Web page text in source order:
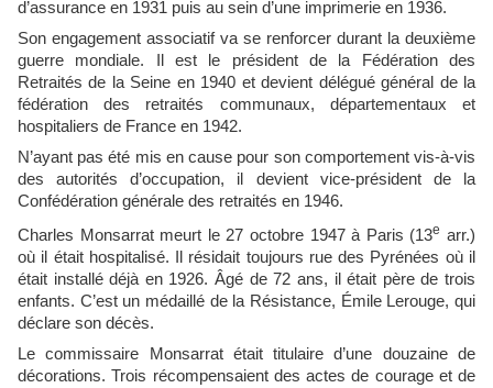
d’assurance en 1931 puis au sein d’une imprimerie en 1936.
Son engagement associatif va se renforcer durant la deuxième
guerre mondiale. Il est le président de la Fédération des
Retraités de la Seine en 1940 et devient délégué général de la
fédération des retraités communaux, départementaux et
hospitaliers de France en 1942.
N’ayant pas été mis en cause pour son comportement vis-à-vis
des autorités d’occupation, il devient vice-président de la
Confédération générale des retraités en 1946.
Charles Monsarrat meurt le 27 octobre 1947 à Paris (13e arr.)
où il était hospitalisé. Il résidait toujours rue des Pyrénées où il
était installé déjà en 1926. Âgé de 72 ans, il était père de trois
enfants. C’est un médaillé de la Résistance, Émile Lerouge, qui
déclare son décès.
Le commissaire Monsarrat était titulaire d’une douzaine de
décorations. Trois récompensaient des actes de courage et de